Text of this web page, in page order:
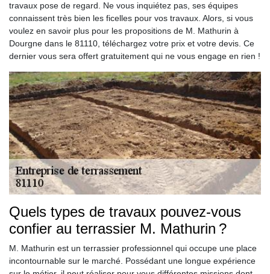
travaux pose de regard. Ne vous inquiétez pas, ses équipes
connaissent très bien les ficelles pour vos travaux. Alors, si vous
voulez en savoir plus pour les propositions de M. Mathurin à
Dourgne dans le 81110, téléchargez votre prix et votre devis. Ce
dernier vous sera offert gratuitement qui ne vous engage en rien !
Quels types de travaux pouvez-vous
confier au terrassier M. Mathurin ?
M. Mathurin est un terrassier professionnel qui occupe une place
incontournable sur le marché. Possédant une longue expérience